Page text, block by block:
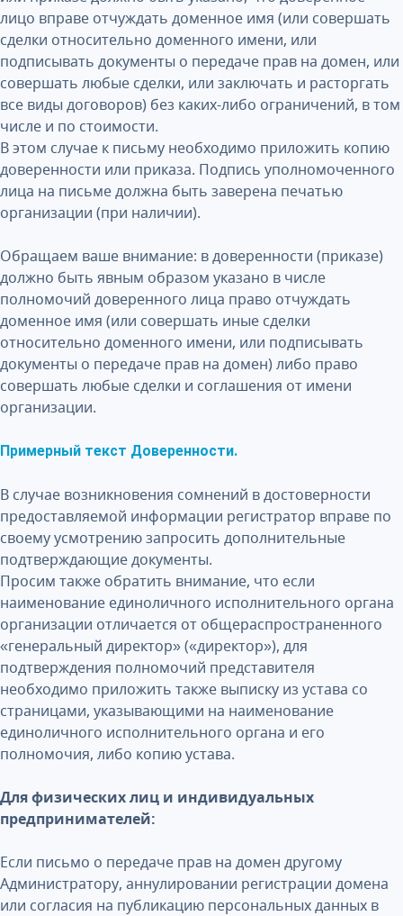
лицо вправе отчуждать доменное имя (или совершать
сделки относительно доменного имени, или
подписывать документы о передаче прав на домен, или
совершать любые сделки, или заключать и расторгать
все виды договоров) без каких-либо ограничений, в том
числе и по стоимости.
В этом случае к письму необходимо приложить копию
доверенности или приказа. Подпись уполномоченного
лица на письме должна быть заверена печатью
организации (при наличии).
Обращаем ваше внимание: в доверенности (приказе)
должно быть явным образом указано в числе
полномочий доверенного лица право отчуждать
доменное имя (или совершать иные сделки
относительно доменного имени, или подписывать
документы о передаче прав на домен) либо право
совершать любые сделки и соглашения от имени
организации.
Примерный текст Доверенности.
В случае возникновения сомнений в достоверности
предоставляемой информации регистратор вправе по
своему усмотрению запросить дополнительные
подтверждающие документы.
Просим также обратить внимание, что если
наименование единоличного исполнительного органа
организации отличается от общераспространенного
«генеральный директор» («директор»), для
подтверждения полномочий представителя
необходимо приложить также выписку из устава со
страницами, указывающими на наименование
единоличного исполнительного органа и его
полномочия, либо копию устава.
Для физических лиц и индивидуальных
предпринимателей:
Если письмо о передаче прав на домен другому
Администратору, аннулировании регистрации домена
или согласия на публикацию персональных данных в